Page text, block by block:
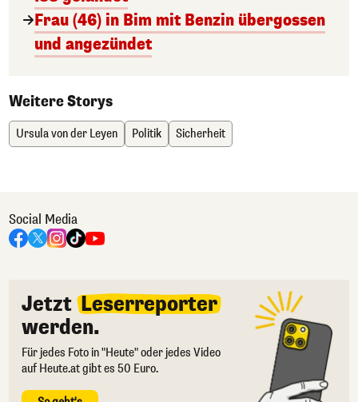
Frau (46) in Bim mit Benzin übergossen
und angezündet
Weitere Storys
Ursula von der Leyen Politik Sicherheit
Social Media
Jetzt Leserreporter
werden.
Für jedes Foto in "Heute" oder jedes Video
auf Heute.at gibt es 50 Euro.